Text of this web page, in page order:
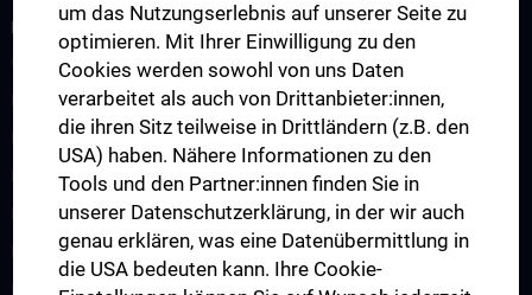
RESEARCH
Overview
Research activities
Research infrastructure
Funded Projects
Klinische Studien
Publications
Partner associations
um das Nutzungserlebnis auf unserer Seite zu
optimieren. Mit Ihrer Einwilligung zu den
Cookies werden sowohl von uns Daten
verarbeitet als auch von Drittanbieter:innen,
die ihren Sitz teilweise in Drittländern (z.B. den
USA) haben. Nähere Informationen zu den
Tools und den Partner:innen finden Sie in
unserer Datenschutzerklärung, in der wir auch
genau erklären, was eine Datenübermittlung in
die USA bedeuten kann. Ihre Cookie-